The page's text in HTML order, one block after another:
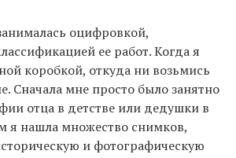
оцифровкой,
ее работ. Когда я
коробкой, откуда ни возьмись
Сначала мне просто было занятно
отца в детстве или дедушки в
я нашла множество снимков,
и фотографическую